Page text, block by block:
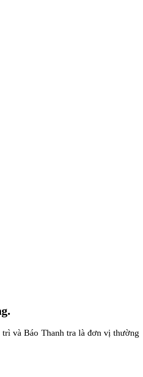
và Báo Thanh tra là đơn vị thường